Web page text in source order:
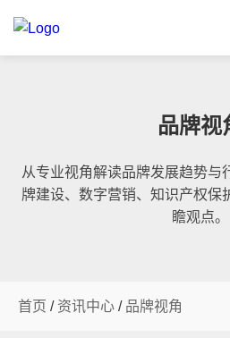
品牌视
从专业视角解读品牌发展趋势与
牌建设、数字营销、知识产权保
瞻观点。
首页 / 资讯中心 / 品牌视角